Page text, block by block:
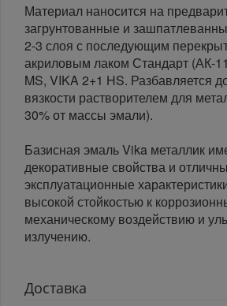
Материал наносится на
загрунтованные и
2-3 слоя с последующим
акриловым лаком Стандарт (АК-
MS, VIKA 2+1 HS. Разбавляется
вязкости растворителем для
30% от массы эмали).
Базисная эмаль Vika металлик
декоративные свойства и
эксплуатационные
высокой стойкостью к
механическому воздействию и
излучению.
Доставка